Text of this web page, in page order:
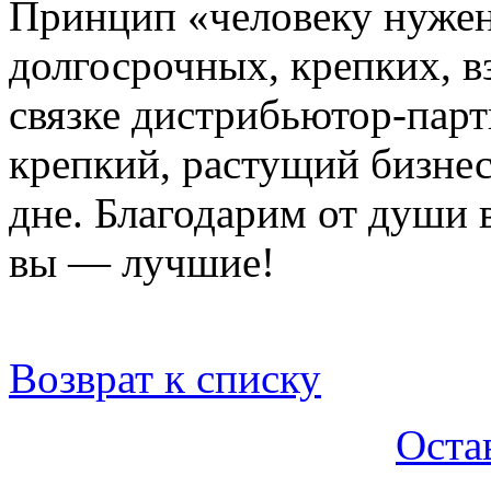
Принцип «человеку
долгосрочных, крепких,
связке дистрибьютор-
крепкий, растущий
дне. Благодарим от души
вы — лучшие!
Возврат к списку